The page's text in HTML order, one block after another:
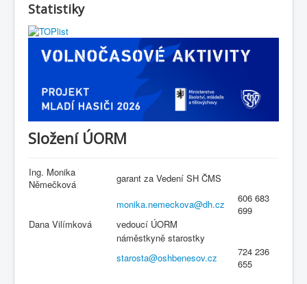
Statistiky
Složení ÚORM
Ing. Monika
Němečková
garant za Vedení SH ČMS
monika.nemeckova@dh.cz
606 683
699
Dana Vilímková
vedoucí ÚORM
náměstkyně starostky
starosta@oshbenesov.cz
724 236
655